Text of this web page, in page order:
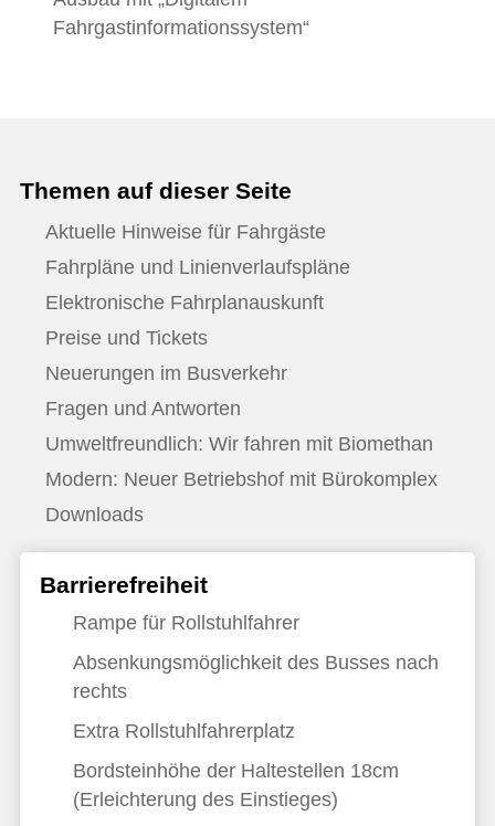
Fahrgastinformationssystem“
Themen auf dieser Seite
Aktuelle Hinweise für Fahrgäste
Fahrpläne und Linienverlaufspläne
Elektronische Fahrplanauskunft
Preise und Tickets
Neuerungen im Busverkehr
Fragen und Antworten
Umweltfreundlich: Wir fahren mit Biomethan
Modern: Neuer Betriebshof mit Bürokomplex
Downloads
Barrierefreiheit
Rampe für Rollstuhlfahrer
Absenkungsmöglichkeit des Busses nach
rechts
Extra Rollstuhlfahrerplatz
Bordsteinhöhe der Haltestellen 18cm
(Erleichterung des Einstieges)